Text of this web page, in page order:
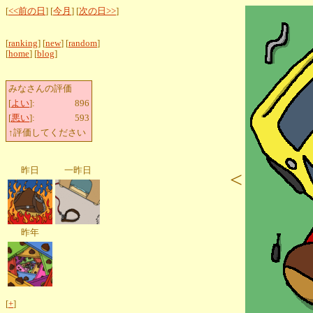
[<<前の日 ] [今月 ] [次の日>>]
[ranking] [new] [random]
[home] [blog]
みなさんの評価
[よい]:
896
[悪い]:
593
↑評価してください
昨日 一昨日
昨年
[+]
<